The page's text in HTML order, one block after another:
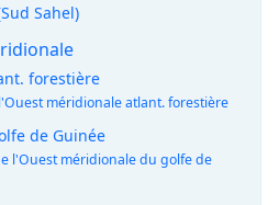
Sahel)
forestière
méridionale atlant. forestière
de Guinée
l'Ouest méridionale du golfe de